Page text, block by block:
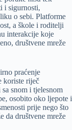
i sigurnosti,
o sebi. Platforme
a škole i roditelji
interakcije koje
društvene mreže
praćenje
koriste riječ
snom i tjelesnom
osobito oko ljepote i
prije nego što
da društvene mreže